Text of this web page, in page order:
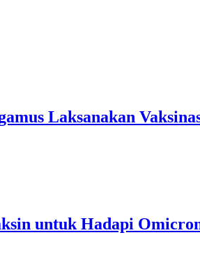
Laksanakan
untuk Hadapi